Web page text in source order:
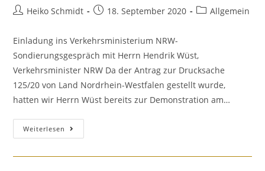
Beitrags-
Heiko Schmidt
Beitrag18. September 2020
Beitrags-
Allgemein
Einladung ins Verkehrsministerium NRW-
Sondierungsgespräch mit Herrn Hendrik Wüst,
Verkehrsminister NRW Da der Antrag zur Drucksache
125/20 von Land Nordrhein-Westfalen gestellt wurde,
hatten wir Herrn Wüst bereits zur Demonstration am…
Weiterlesen
mit
NRW